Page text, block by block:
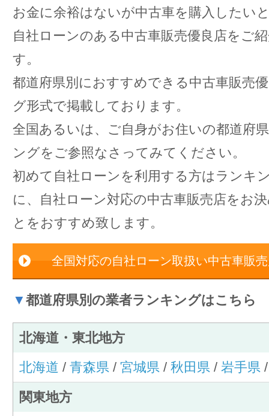
お金に余裕はないが中古車を購入したい
自社ローンのある中古車販売優良店をご
す。
都道府県別におすすめできる中古車販売
グ形式で掲載しております。
全国あるいは、ご自身がお住いの都道府
ングをご参照なさってみてください。
初めて自社ローンを利用する方はランキ
に、自社ローン対応の中古車販売店をお
とをおすすめ致します。
全国対応の自社ローン取扱い中古車販
▼ 都道府県別の業者ランキングはこちら
北海道・東北地方
北海道 / 青森県/ 宮城県/ 秋田県/ 岩手県
関東地方